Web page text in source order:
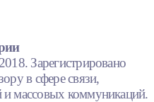
Зарегистрировано
в сфере связи,
массовых коммуникаций.